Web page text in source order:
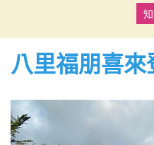
八里福朋喜來